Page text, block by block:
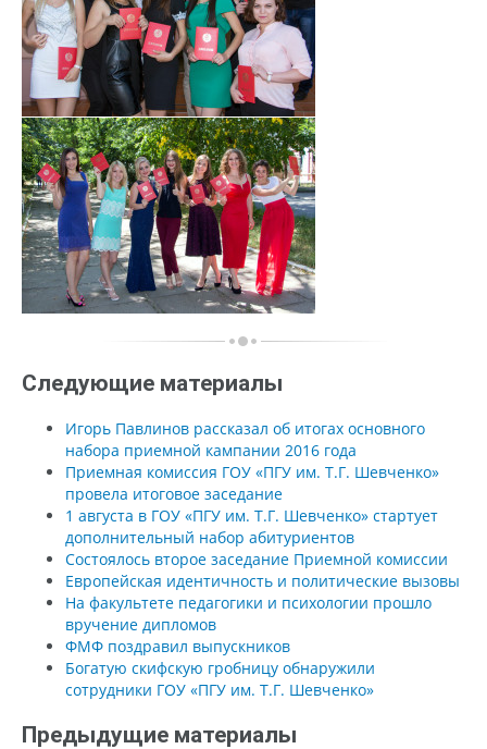
Следующие материалы
Игорь Павлинов рассказал об итогах основного
набора приемной кампании 2016 года
Приемная комиссия ГОУ «ПГУ им. Т.Г. Шевченко»
провела итоговое заседание
1 августа в ГОУ «ПГУ им. Т.Г. Шевченко» стартует
дополнительный набор абитуриентов
Состоялось второе заседание Приемной комиссии
Европейская идентичность и политические вызовы
На факультете педагогики и психологии прошло
вручение дипломов
ФМФ поздравил выпускников
Богатую скифскую гробницу обнаружили
сотрудники ГОУ «ПГУ им. Т.Г. Шевченко»
Предыдущие материалы